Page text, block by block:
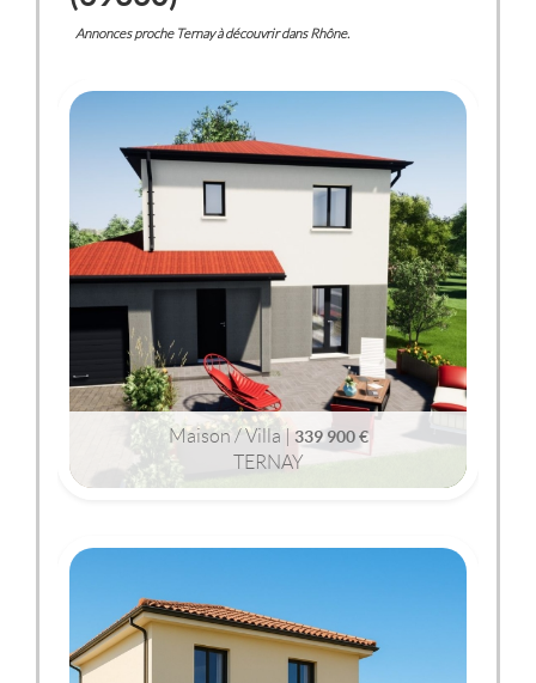
Annonces proche Ternay à découvrir dans Rhône.
Maison / Villa | 339 900 €
TERNAY
TERNAY(69360)
MAISON / VILLA
TERNAY
MAISON / VILLA
314 700 €